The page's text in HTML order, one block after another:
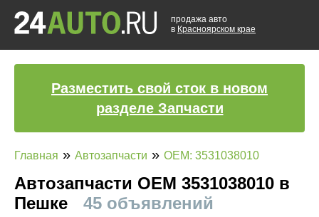
продажа авто
в Красноярском крае
Разместить свой сток в новом
разделе Запчасти
Главная » Автозапчасти » OEM: 3531038010
Автозапчасти ОЕМ 3531038010 в
Пешке
45 объявлений